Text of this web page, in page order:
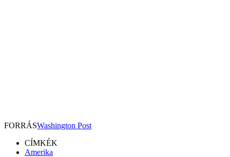
FORRÁSWashington Post
CÍMKÉK
Amerika